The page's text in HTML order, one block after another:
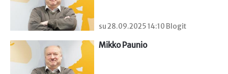
su 28.09.2025 14:10 Blogit
Mikko Paunio